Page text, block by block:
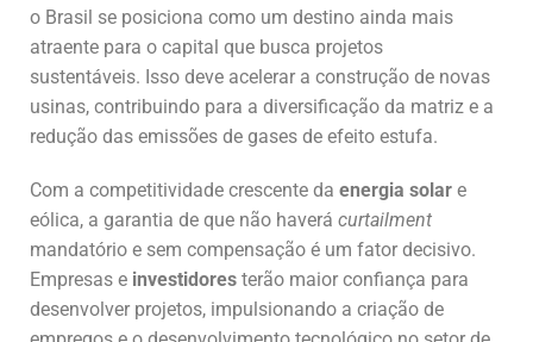
o Brasil se posiciona como um destino ainda mais
atraente para o capital que busca projetos
sustentáveis. Isso deve acelerar a construção de novas
usinas, contribuindo para a diversificação da matriz e a
redução das emissões de gases de efeito estufa.
Com a competitividade crescente da energia solar e
eólica, a garantia de que não haverá curtailment
mandatório e sem compensação é um fator decisivo.
Empresas e investidores terão maior confiança para
desenvolver projetos, impulsionando a criação de